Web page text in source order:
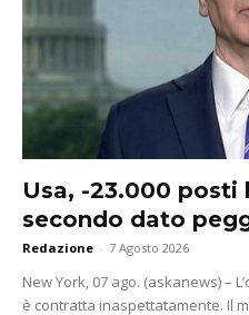
Usa, -23.000 posti
secondo dato
Redazione - 7 Agosto 2026
New York, 07 ago. (askanews) –
è contratta inaspettatamente. Il